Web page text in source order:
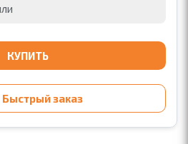
КУПИТЬ
Быстрый заказ